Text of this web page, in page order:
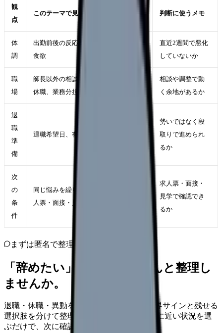
観
点
このテーマで見ること 判断に使うメモ
体
調
出勤前後の反応、休日の回復、睡眠・
食欲
直近2週間で悪化
していないか
職
場
師長以外の相談先、異動、勤務調整、
休職、業務分担の見直しが使えるか
相談や調整で動
く余地があるか
退
職
準
備
退職希望日、有休、引き継ぎ、生活費
勢いではなく段
取りで進められ
るか
次
の
条
件
同じ悩みを繰り返さない勤務条件を求
人票・面接・見学で確認する
求人票・面接・
見学で確認でき
るか
まずは匿名で整理
「辞めたい」を、カンゴさんと整理し
ませんか。
退職・休職・異動を急いで決める前に、限界サインと残せる
選択肢を分けて整理します。 「辞めたい」に近い状況を選
ぶだけで、次に確認することまで進めます。